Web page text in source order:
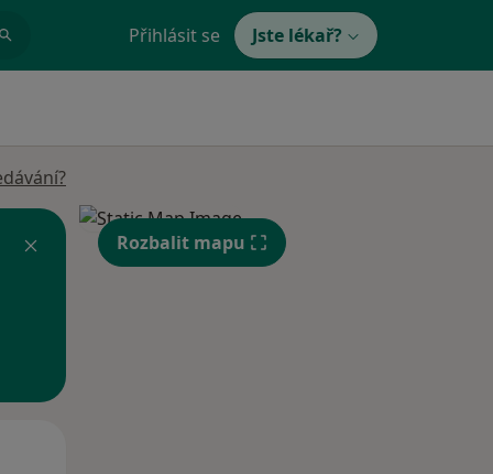
Přihlásit se Jste lékař?
Rozbalit mapu